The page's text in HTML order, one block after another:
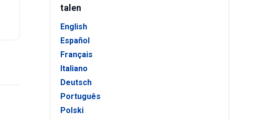
talen
English
Español
Français
Italiano
Deutsch
Português
Polski